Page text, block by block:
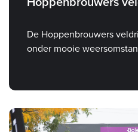
De Hoppenbrouwers
onder mooie